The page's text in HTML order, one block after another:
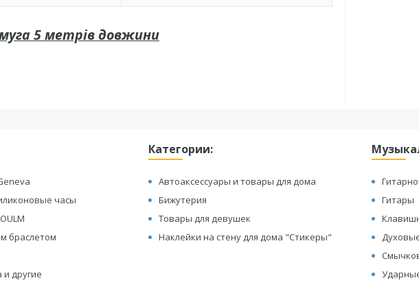
5 метрів довжини
часы
браслетом
другие
Категории:
Автоаксессуары и товары для дома
Бижутерия
Товары для девушек
Наклейки на стену для дома "Стикеры"
Гитары